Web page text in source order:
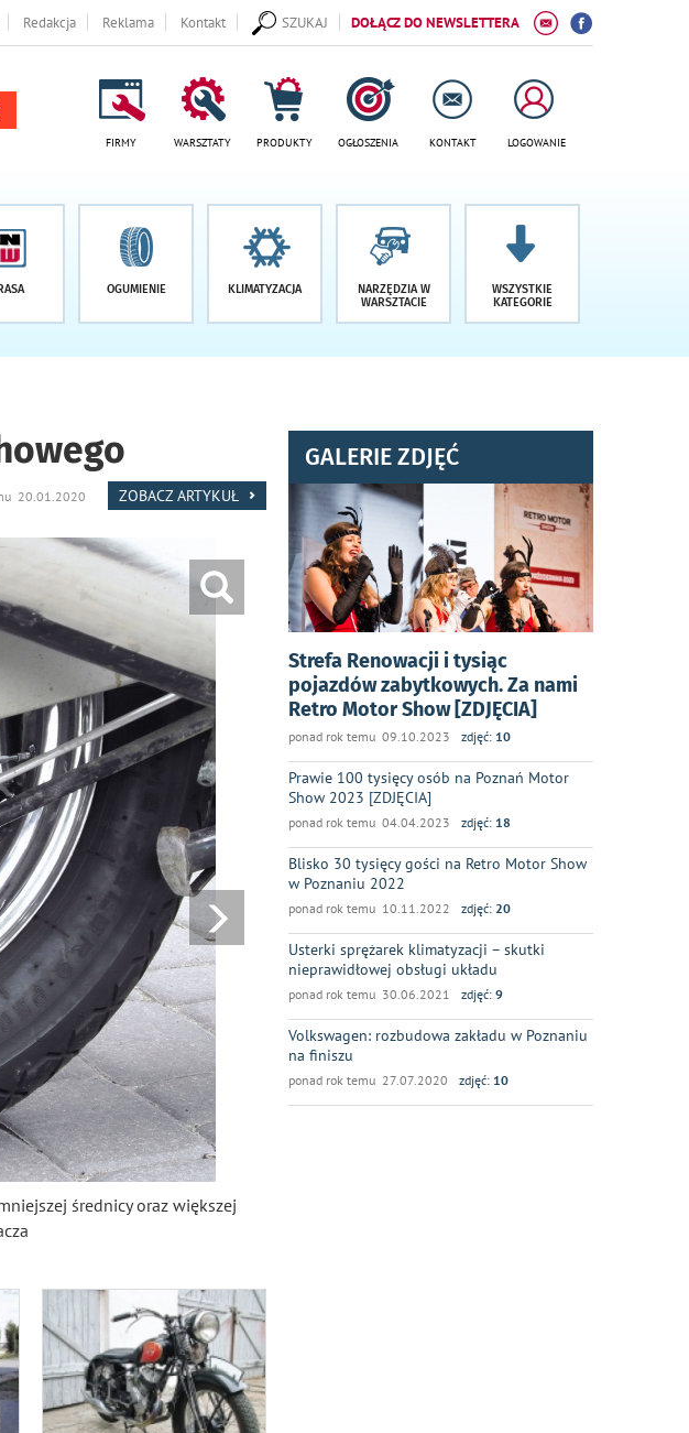
Redakcja Reklama Kontakt DOŁĄCZ DO NEWSLETTERA
SZUKAJ
FIRMY WARSZTATY PRODUKTY OGŁOSZENIA KONTAKT LOGOWANIE
OGUMIENIE KLIMATYZACJA
NARZĘDZIA W
WARSZTACIE
WSZYSTKIE
KATEGORIE
20.01.2020 ZOBACZ ARTYKUŁ
średnicy oraz większej
GALERIE ZDJĘĆ
Strefa Renowacji i tysiąc
pojazdów zabytkowych. Za nami
Retro Motor Show [ZDJĘCIA]
ponad rok temu 09.10.2023 zdjęć: 10
Prawie 100 tysięcy osób na Poznań Motor
Show 2023 [ZDJĘCIA]
ponad rok temu 04.04.2023 zdjęć: 18
Blisko 30 tysięcy gości na Retro Motor Show
w Poznaniu 2022
ponad rok temu 10.11.2022 zdjęć: 20
Usterki sprężarek klimatyzacji – skutki
nieprawidłowej obsługi układu
ponad rok temu 30.06.2021 zdjęć: 9
Volkswagen: rozbudowa zakładu w Poznaniu
na finiszu
ponad rok temu 27.07.2020 zdjęć: 10